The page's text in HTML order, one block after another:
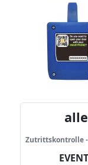
Zutrittskontrolle